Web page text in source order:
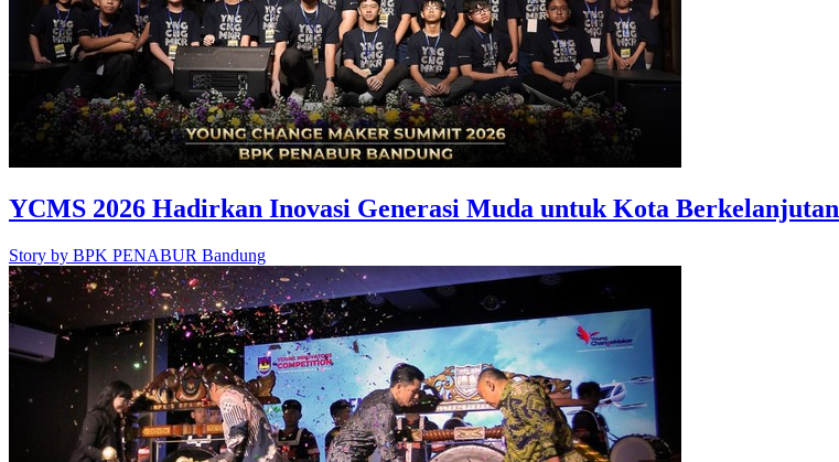
YCMS 2026 Hadirkan Inovasi Generasi Muda untuk Kota Berkelanjutan
Story by BPK PENABUR Bandung